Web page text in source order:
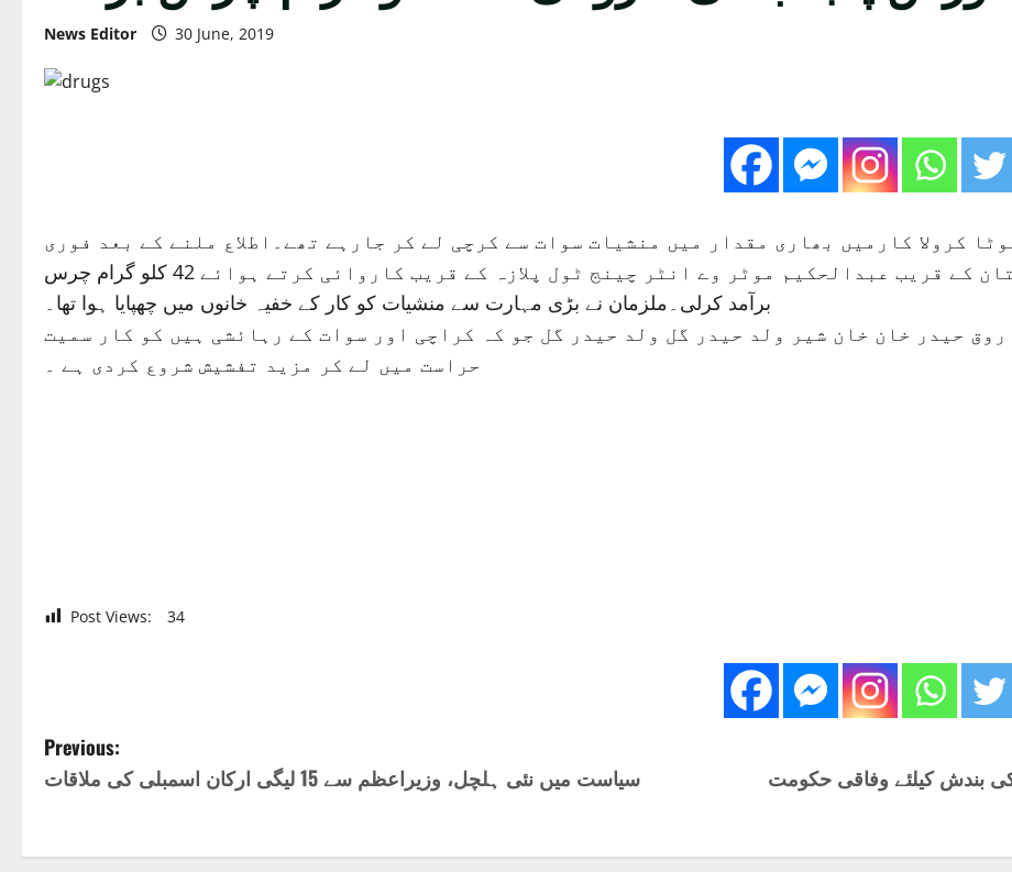
News Editor 30 June, 2019
کرولا کارمیں بھاری مقدار میں منشیات سوات سے کرچی لے کر جارہے تھے۔اطلاع ملنے کے بعد فوری
طور پر اینٹی نارکوٹکس فورس پنجاب نے ملتان کے قریب عبدالحکیم موٹر وے انٹر چینج ٹول پلازہ کے قریب کاروائی کرتے ہوائے 42 کلو گرام چرس
برآمد کرلی۔ملزمان نے بڑی مہارت سے منشیات کو کار کے خفیہ خانوں میں چھپایا ہوا تھا۔
نے 2ملزمان بنام فاروق حیدر خان خان شیر ولد حیدر گل ولد حیدر گل جو کہ کراچی اور سوات کے رہائشی ہیں کو کار سمیت
حراست میں لے کر مزید تفشیش شروع کردی ہے ۔
Post Views: 34
P
o
s
Previous:
سیاست میں نئی ہلچل، وزیراعظم سے 15 لیگی ارکان اسمبلی کی ملاقات
بندش کیلئے وفاقی حکومت